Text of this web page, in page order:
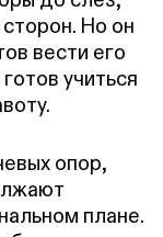
Но он
вести его
учиться
опор,
плане.